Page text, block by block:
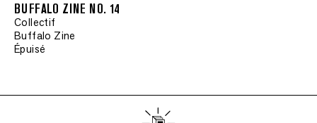
BUFFALO ZINE NO. 14
Collectif
Buffalo Zine
Épuisé